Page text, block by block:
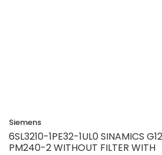
Siemens
6SL3210-1PE32-1UL0 SINAMICS
PM240-2 WITHOUT FILTER WITH